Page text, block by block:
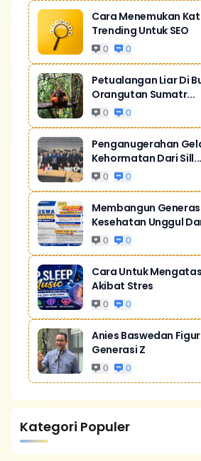
Cara Menemukan
Trending Untuk SEO
0 0
Petualangan Liar Di
Orangutan Sumatr...
0 0
Penganugerahan
Kehormatan Dari Sill...
0 0
Membangun
Kesehatan Unggul
0 0
Cara Untuk
Akibat Stres
0 0
Anies Baswedan
Generasi Z
0 0
Kategori Populer